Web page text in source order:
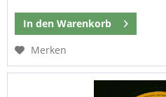
In den Warenkorb
Merken